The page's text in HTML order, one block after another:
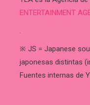
ENTERTAINMENT
.
※ JS = Japanese
japonesas distintas
Fuentes internas de